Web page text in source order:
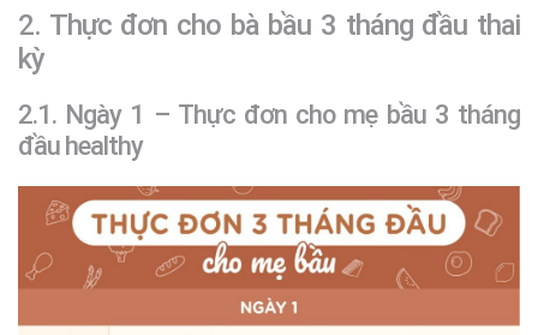
2. Thực đơn cho bà bầu 3 tháng đầu thai
kỳ
2.1. Ngày 1 – Thực đơn cho mẹ bầu 3 tháng
đầu healthy